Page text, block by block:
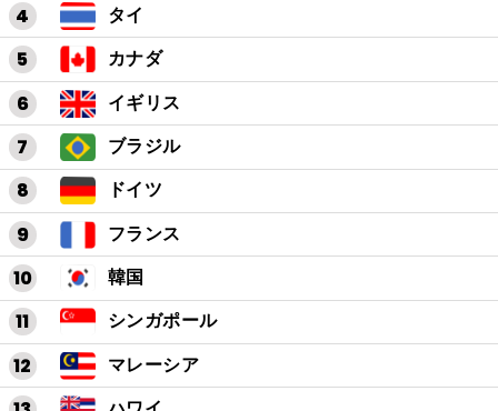
タイ
カナダ
イギリス
ブラジル
ドイツ
フランス
韓国
シンガポール
マレーシア